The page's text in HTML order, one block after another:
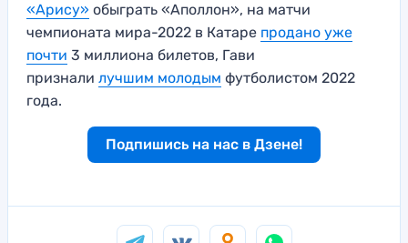
«Арису» обыграть «Аполлон», на матчи
чемпионата мира-2022 в Катаре продано уже
почти 3 миллиона билетов, Гави
признали лучшим молодым футболистом 2022
года.
Подпишись на нас в Дзене!